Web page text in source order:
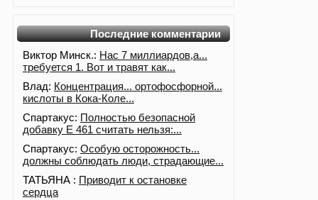
Последние комментарии
Виктор Минск.: Нас 7 миллиардов,а...
требуется 1. Вот и травят как...
Влад: Концентрация... ортофосфорной...
кислоты в Кока-Коле...
Спартакус: Полностью безопасной
добавку Е 461 считать нельзя:...
Спартакус: Особую осторожность...
должны соблюдать люди, страдающие...
ТАТЬЯНА : Приводит к остановке
сердца